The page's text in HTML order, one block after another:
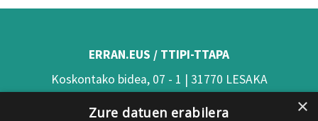
ERRAN.EUS / TTIPI-TTAPA
Koskontako bidea, 07 - 1 | 31770 LESAKA
(Nafarroa)
×
Zure datuen erabilera